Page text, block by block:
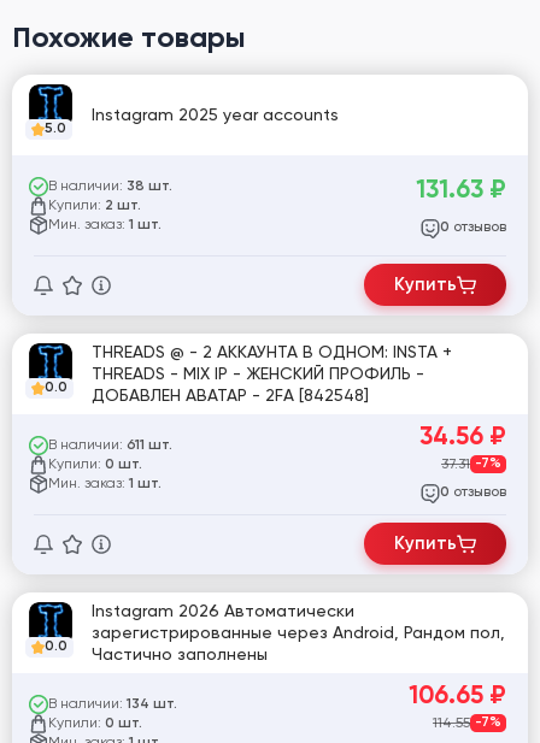
Похожие товары
5.0
Instagram 2025 year accounts
В наличии: 38 шт.
Купили: 2 шт.
Мин. заказ: 1 шт.
131.63 ₽
0 отзывов
Купить
0.0
THREADS @ - 2 АККАУНТА В ОДНОМ: INSTA +
THREADS - MIX IP - ЖЕНСКИЙ ПРОФИЛЬ -
ДОБАВЛЕН АВАТАР - 2FA [842548]
В наличии: 611 шт.
Купили: 0 шт.
Мин. заказ: 1 шт.
34.56 ₽
37.31 -7%
0 отзывов
Купить
0.0
Instagram 2026 Автоматически
зарегистрированные через Android, Рандом пол,
Частично заполнены
В наличии: 134 шт.
Купили: 0 шт.
106.65 ₽
114.55 -7%